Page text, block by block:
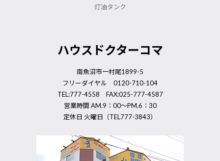
灯油タンク
ハウスドクターコマ
南魚沼市一村尾1899-5
フリーダイヤル 0120-710-104
TEL:777-4558 FAX:025-777-4587
営業時間 AM.9：00～PM.6：30
定休日 火曜日（TEL777-3843）